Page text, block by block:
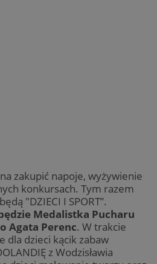
zakupić napoje, wyżywienie
konkursach. Tym razem
"DZIECI I SPORT”.
Medalistka Pucharu
Agata Perenc. W trakcie
dla dzieci kącik zabaw
z Wodzisławia